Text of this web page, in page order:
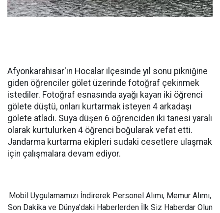
Afyonkarahisar'ın Hocalar ilçesinde yıl sonu pikniğine
giden öğrenciler gölet üzerinde fotoğraf çekinmek
istediler. Fotoğraf esnasında ayağı kayan iki öğrenci
gölete düştü, onları kurtarmak isteyen 4 arkadaşı
gölete atladı. Suya düşen 6 öğrenciden iki tanesi yaralı
olarak kurtulurken 4 öğrenci boğularak vefat etti.
Jandarma kurtarma ekipleri sudaki cesetlere ulaşmak
için çalışmalara devam ediyor.
Mobil Uygulamamızı İndirerek Personel Alımı, Memur Alımı,
Son Dakika ve Dünya'daki Haberlerden İlk Siz Haberdar Olun